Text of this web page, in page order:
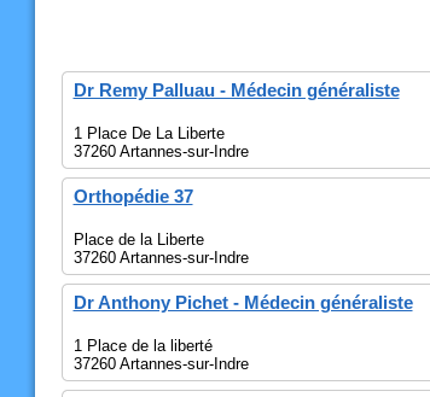
Dr Remy Palluau - Médecin généraliste
1 Place De La Liberte
37260 Artannes-sur-Indre
Orthopédie 37
Place de la Liberte
37260 Artannes-sur-Indre
Dr Anthony Pichet - Médecin généraliste
1 Place de la liberté
37260 Artannes-sur-Indre